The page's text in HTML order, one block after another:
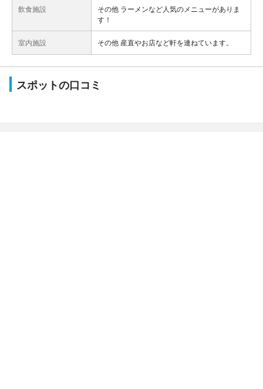
飲食施設
その他 ラーメンなど人気のメニューがありま
す！
室内施設 その他 産直やお店など軒を連ねています。
スポットの口コミ